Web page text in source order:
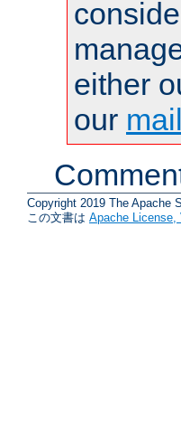
either
our
Copyright 2019 The Apache
この文書は Apache License,